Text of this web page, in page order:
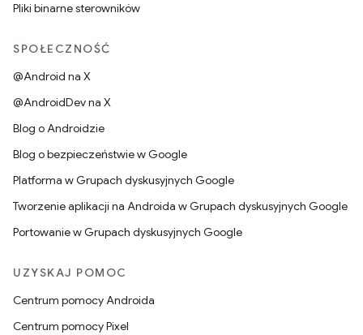
Pliki binarne sterowników
SPOŁECZNOŚĆ
@Android na X
@AndroidDev na X
Blog o Androidzie
Blog o bezpieczeństwie w Google
Platforma w Grupach dyskusyjnych Google
Tworzenie aplikacji na Androida w Grupach dyskusyjnych Google
Portowanie w Grupach dyskusyjnych Google
UZYSKAJ POMOC
Centrum pomocy Androida
Centrum pomocy Pixel